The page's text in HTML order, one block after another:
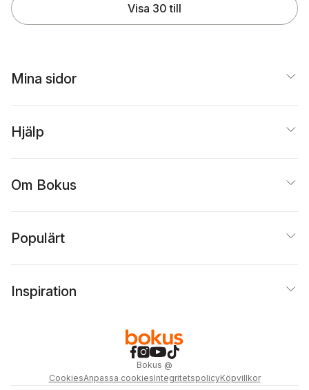
Visa 30 till
Mina sidor
Hjälp
Om Bokus
Populärt
Inspiration
Bokus @
CookiesAnpassa cookiesIntegritetspolicyKöpvillkor